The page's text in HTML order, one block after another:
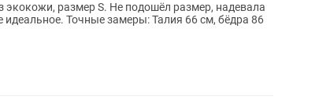
размер S. Не подошёл размер, надевала
66 см, бёдра 86